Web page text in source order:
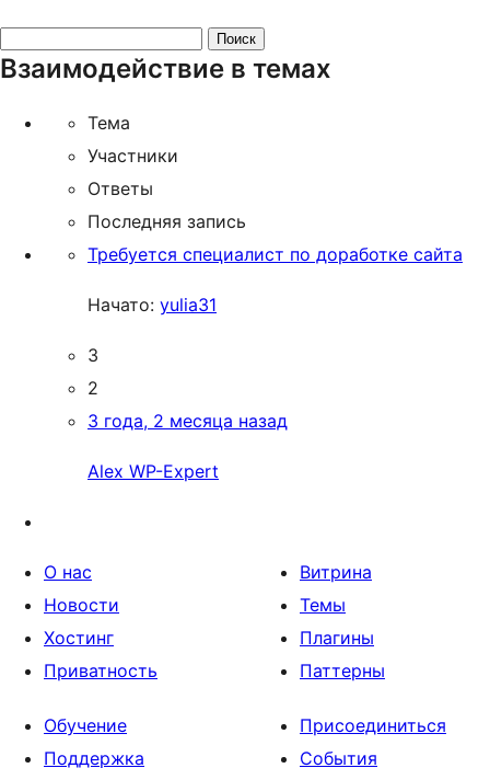
тем:
Взаимодействие в темах
Тема
Участники
Ответы
Последняя запись
Требуется специалист по доработке сайта
Начато: yulia31
3
2
3 года, 2 месяца назад
Alex WP-Expert
О нас
Новости
Хостинг
Приватность
Витрина
Темы
Плагины
Паттерны
Обучение
Поддержка
Присоединиться
События